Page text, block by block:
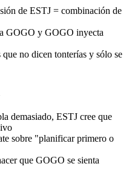
de ESTJ = combinación de
GOGO y GOGO inyecta
no dicen tonterías y sólo se
demasiado, ESTJ cree que
sobre "planificar primero o
que GOGO se sienta